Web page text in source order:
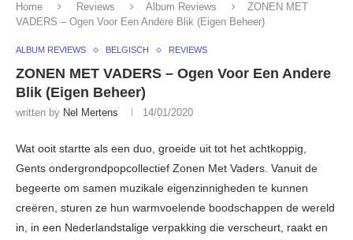
Home Reviews Album Reviews
ZONEN MET
VADERS – Ogen Voor Een Andere Blik (Eigen Beheer)
ALBUM REVIEWS BELGISCH REVIEWS
ZONEN MET VADERS – Ogen Voor Een Andere
Blik (Eigen Beheer)
written by Nel Mertens 14/01/2020
Wat ooit startte als een duo, groeide uit tot het achtkoppig,
Gents ondergrondpopcollectief Zonen Met Vaders. Vanuit de
begeerte om samen muzikale eigenzinnigheden te kunnen
creëren, sturen ze hun warmvoelende boodschappen de wereld
in, in een Nederlandstalige verpakking die verscheurt, raakt en